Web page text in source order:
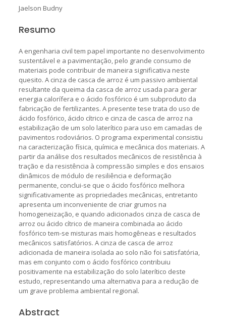
Jaelson Budny
Resumo
A engenharia civil tem papel importante no desenvolvimento
sustentável e a pavimentação, pelo grande consumo de
materiais pode contribuir de maneira significativa neste
quesito. A cinza de casca de arroz é um passivo ambiental
resultante da queima da casca de arroz usada para gerar
energia calorífera e o ácido fosfórico é um subproduto da
fabricação de fertilizantes. A presente tese trata do uso de
ácido fosfórico, ácido cítrico e cinza de casca de arroz na
estabilização de um solo laterítico para uso em camadas de
pavimentos rodoviários. O programa experimental consistiu
na caracterização física, química e mecânica dos materiais. A
partir da análise dos resultados mecânicos de resistência à
tração e da resistência à compressão simples e dos ensaios
dinâmicos de módulo de resiliência e deformação
permanente, conclui-se que o ácido fosfórico melhora
significativamente as propriedades mecânicas, entretanto
apresenta um inconveniente de criar grumos na
homogeneização, e quando adicionados cinza de casca de
arroz ou ácido cítrico de maneira combinada ao ácido
fosfórico tem-se misturas mais homogêneas e resultados
mecânicos satisfatórios. A cinza de casca de arroz
adicionada de maneira isolada ao solo não foi satisfatória,
mas em conjunto com o ácido fosfórico contribuiu
positivamente na estabilização do solo laterítico deste
estudo, representando uma alternativa para a redução de
um grave problema ambiental regional.
Abstract